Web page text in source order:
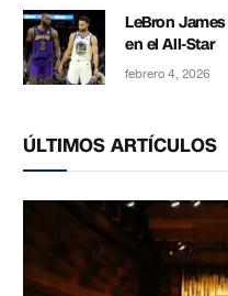
LeBron
en el All-Star
febrero 4, 2026
ÚLTIMOS ARTÍCULOS